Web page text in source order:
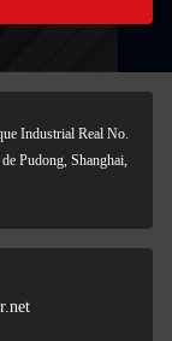
Industrial Real No.
Pudong, Shanghai,